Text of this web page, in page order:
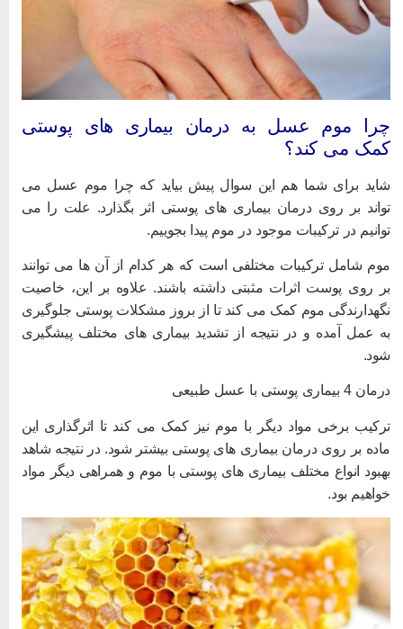
موم عسل به درمان بیماری های پوستی
می کند؟
برای شما هم این سوال پیش بیاید که چرا موم عسل می
بر روی درمان بیماری های پوستی اثر بگذارد. علت را می
در ترکیبات موجود در موم پیدا بجوییم.
شامل ترکیبات مختلفی است که هر کدام از آن ها می توانند
روی پوست اثرات مثبتی داشته باشند. علاوه بر این، خاصیت
موم کمک می کند تا از بروز مشکلات پوستی جلوگیری
عمل آمده و در نتیجه از تشدید بیماری های مختلف پیشگیری
4 بیماری پوستی با عسل طبیعی
برخی مواد دیگر با موم نیز کمک می کند تا اثرگذاری این
بر روی درمان بیماری های پوستی بیشتر شود. در نتیجه شاهد
انواع مختلف بیماری های پوستی با موم و همراهی دیگر مواد
بود.